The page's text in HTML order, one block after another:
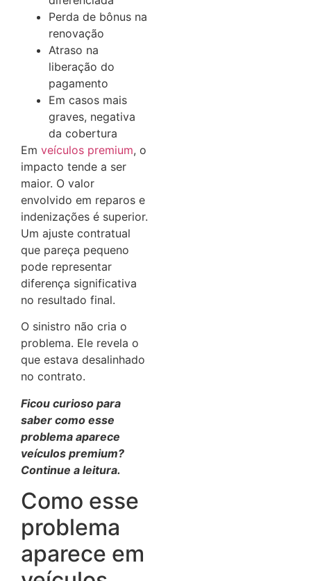
Perda de bônus na
renovação
Atraso na
liberação do
pagamento
Em casos mais
graves, negativa
da cobertura
Em veículos premium, o
impacto tende a ser
maior. O valor
envolvido em reparos e
indenizações é superior.
Um ajuste contratual
que pareça pequeno
pode representar
diferença significativa
no resultado final.
O sinistro não cria o
problema. Ele revela o
que estava desalinhado
no contrato.
Ficou curioso para
saber como esse
problema aparece
veículos premium?
Continue a leitura.
Como esse
problema
aparece em